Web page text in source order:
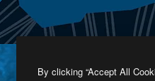
ール
By clicking “Accept All